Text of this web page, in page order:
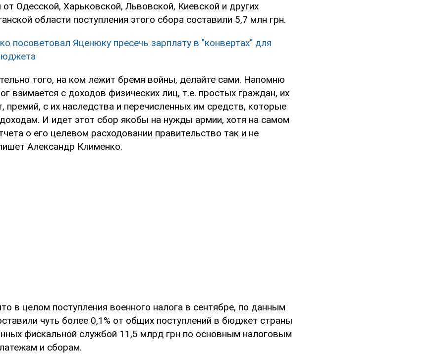
от Одесской, Харьковской, Львовской, Киевской и других
области поступления этого сбора составили 5,7 млн грн.
посоветовал Яценюку пресечь зарплату в "конвертах" для
того, на ком лежит бремя войны, делайте сами. Напомню
взимается с доходов физических лиц, т.е. простых граждан, их
премий, с их наследства и перечисленных им средств, которые
И идет этот сбор якобы на нужды армии, хотя на самом
о его целевом расходовании правительство так и не
Александр Клименко.
в целом поступления военного налога в сентябре, по данным
чуть более 0,1% от общих поступлений в бюджет страны
фискальной службой 11,5 млрд грн по основным налоговым
и сборам.